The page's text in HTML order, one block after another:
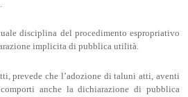
disciplina del procedimento espropriativo
implicita di pubblica utilità.
prevede che l’adozione di taluni atti, aventi
anche la dichiarazione di pubblica